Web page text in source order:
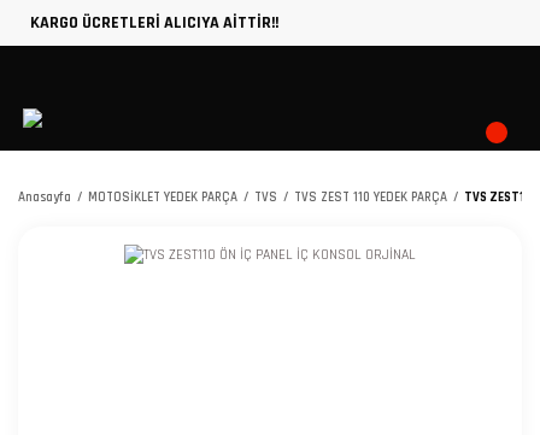
KARGO ÜCRETLERİ ALICIYA AİTTİR!!
Anasayfa MOTOSİKLET YEDEK PARÇA TVS TVS ZEST 110 YEDEK PARÇA TVS ZEST110